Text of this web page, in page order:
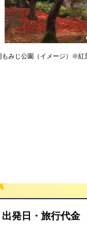
もみじ公園（イメージ）※紅
出発日・ 旅行代金